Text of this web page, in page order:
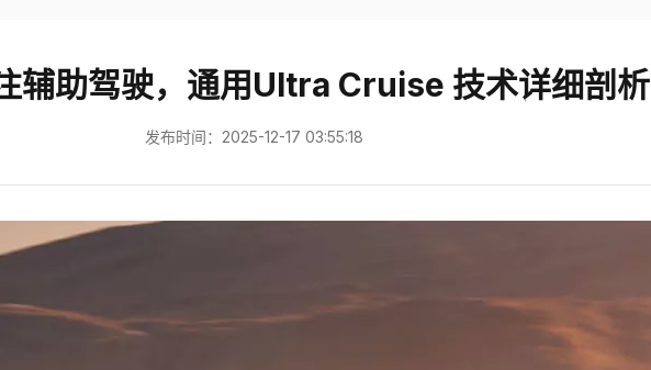
辅助驾驶，通用Ultra Cruise 技术详细剖析
发布时间：2025-12-17 03:55:18